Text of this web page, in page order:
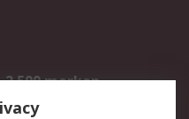
2.500 merken
Inkoopoplossingen